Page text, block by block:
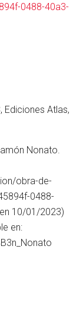
0488-40a3-
Ediciones Atlas,
Nonato.
obra-de-
0488-
10/01/2023)
en: